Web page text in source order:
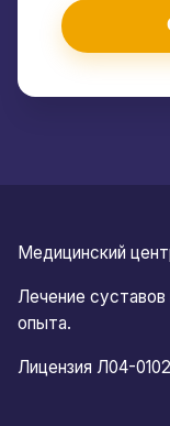
Медицинский
Лечение суставов
опыта.
Лицензия Л04-